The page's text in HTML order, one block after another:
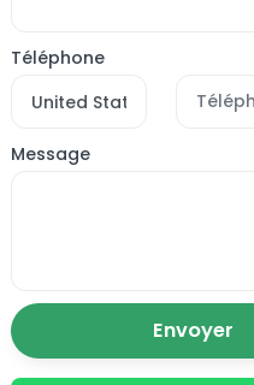
Téléphone
Message
Envoyer